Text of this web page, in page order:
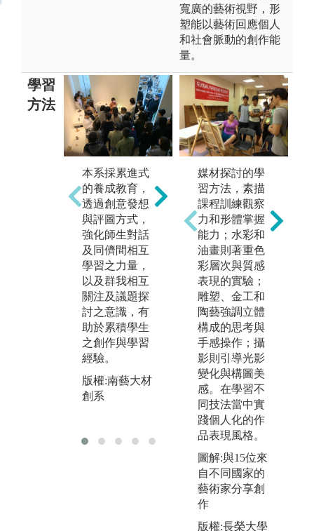
寬廣的藝術視野，形
塑能以藝術回應個人
和社會脈動的創作能
量。
學習
方法
本系採累進式
的養成教育，
透過創意發想
與評圖方式，
強化師生對話
及同儕間相互
學習之力量，
以及群我相互
關注及議題探
討之意識，有
助於累積學生
之創作與學習
經驗。
版權:南藝大材
創系
本系規劃專業
且完善的工作
室設備與空
間，工作室課
程培養學生具
備敏銳之材質
感受與知覺能
力，在手與材
質互動的學習
過程，探索材
質潛在的能量
與可塑性。
版權:南藝大材
創系
媒材探討的學
習方法，素描
課程訓練觀察
力和形體掌握
能力；水彩和
油畫則著重色
彩層次與質感
表現的實驗；
雕塑、金工和
陶藝強調立體
構成的思考與
手感操作；攝
影則引導光影
變化與構圖美
感。在學習不
同技法當中實
踐個人化的作
品表現風格。
圖解:與15位來
自不同國家的
藝術家分享創
作
版權:長榮大學